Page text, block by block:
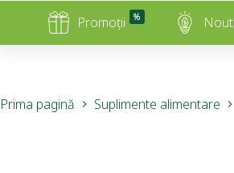
Promoții %
Prima pagină Suplimente alimentare